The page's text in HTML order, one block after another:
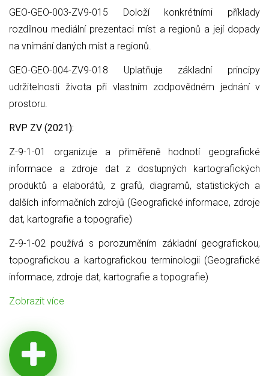
GEO-GEO-003-ZV9-015 Doloží konkrétními příklady
rozdílnou mediální prezentaci míst a regionů a její dopady
na vnímání daných míst a regionů.
GEO-GEO-004-ZV9-018 Uplatňuje základní principy
udržitelnosti života při vlastním zodpovědném jednání v
prostoru.
RVP ZV (2021):
Z-9-1-01 organizuje a přiměřeně hodnotí geografické
informace a zdroje dat z dostupných kartografických
produktů a elaborátů, z grafů, diagramů, statistických a
dalších informačních zdrojů (Geografické informace, zdroje
dat, kartografie a topografie)
Z-9-1-02 používá s porozuměním základní geografickou,
topografickou a kartografickou terminologii (Geografické
informace, zdroje dat, kartografie a topografie)
Zobrazit více